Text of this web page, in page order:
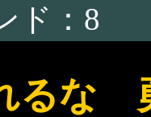
ド：8
るな